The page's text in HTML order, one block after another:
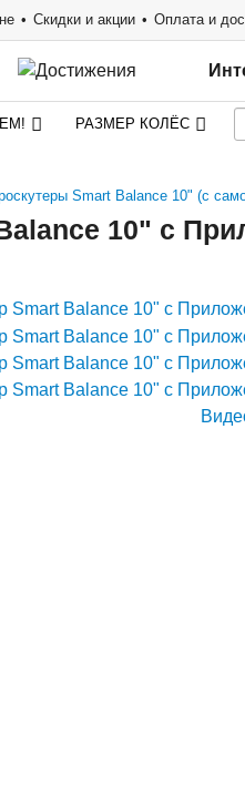
Скидки и акции Оплата и
РАЗМЕР КОЛЁС
Smart Balance 10" (с
10" c